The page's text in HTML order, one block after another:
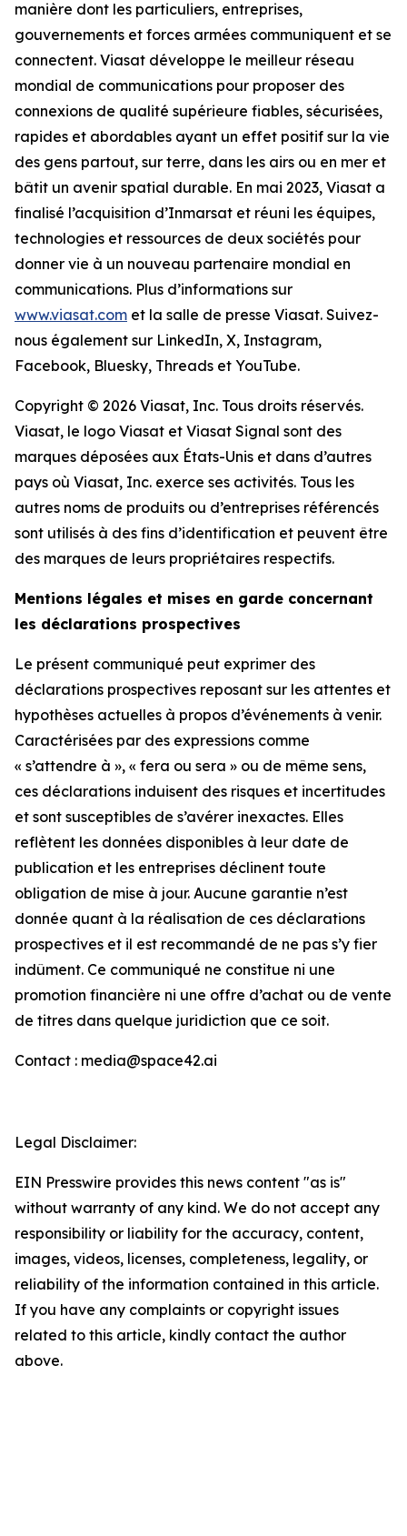
manière dont les particuliers, entreprises,
gouvernements et forces armées communiquent et se
connectent. Viasat développe le meilleur réseau
mondial de communications pour proposer des
connexions de qualité supérieure fiables, sécurisées,
rapides et abordables ayant un effet positif sur la vie
des gens partout, sur terre, dans les airs ou en mer et
bâtit un avenir spatial durable. En mai 2023, Viasat a
finalisé l’acquisition d’Inmarsat et réuni les équipes,
technologies et ressources de deux sociétés pour
donner vie à un nouveau partenaire mondial en
communications. Plus d’informations sur
www.viasat.com et la salle de presse Viasat. Suivez-
nous également sur LinkedIn, X, Instagram,
Facebook, Bluesky, Threads et YouTube.
Copyright © 2026 Viasat, Inc. Tous droits réservés.
Viasat, le logo Viasat et Viasat Signal sont des
marques déposées aux États-Unis et dans d’autres
pays où Viasat, Inc. exerce ses activités. Tous les
autres noms de produits ou d’entreprises référencés
sont utilisés à des fins d’identification et peuvent être
des marques de leurs propriétaires respectifs.
Mentions légales et mises en garde concernant
les déclarations prospectives
Le présent communiqué peut exprimer des
déclarations prospectives reposant sur les attentes et
hypothèses actuelles à propos d’événements à venir.
Caractérisées par des expressions comme
« s’attendre à », « fera ou sera » ou de même sens,
ces déclarations induisent des risques et incertitudes
et sont susceptibles de s’avérer inexactes. Elles
reflètent les données disponibles à leur date de
publication et les entreprises déclinent toute
obligation de mise à jour. Aucune garantie n’est
donnée quant à la réalisation de ces déclarations
prospectives et il est recommandé de ne pas s’y fier
indûment. Ce communiqué ne constitue ni une
promotion financière ni une offre d’achat ou de vente
de titres dans quelque juridiction que ce soit.
Contact : media@space42.ai
Legal Disclaimer:
EIN Presswire provides this news content "as is"
without warranty of any kind. We do not accept any
responsibility or liability for the accuracy, content,
images, videos, licenses, completeness, legality, or
reliability of the information contained in this article.
If you have any complaints or copyright issues
related to this article, kindly contact the author
above.